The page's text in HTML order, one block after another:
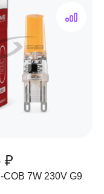
₽
7W 230V G9